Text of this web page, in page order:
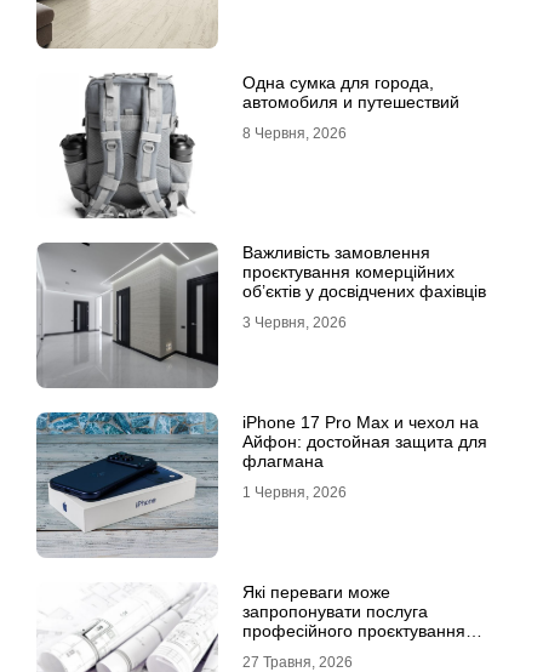
Одна сумка для города,
автомобиля и путешествий
8 Червня, 2026
Важливість замовлення
проєктування комерційних
об’єктів у досвідчених фахівців
3 Червня, 2026
iPhone 17 Pro Max и чехол на
Айфон: достойная защита для
флагмана
1 Червня, 2026
Які переваги може
запропонувати послуга
професійного проєктування
27 Травня, 2026